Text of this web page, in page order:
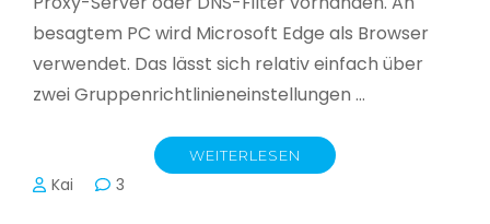
besagtem PC wird Microsoft Edge als Browser
verwendet. Das lässt sich relativ einfach über
zwei Gruppenrichtlinieneinstellungen …
WEITERLESEN
Kai 3